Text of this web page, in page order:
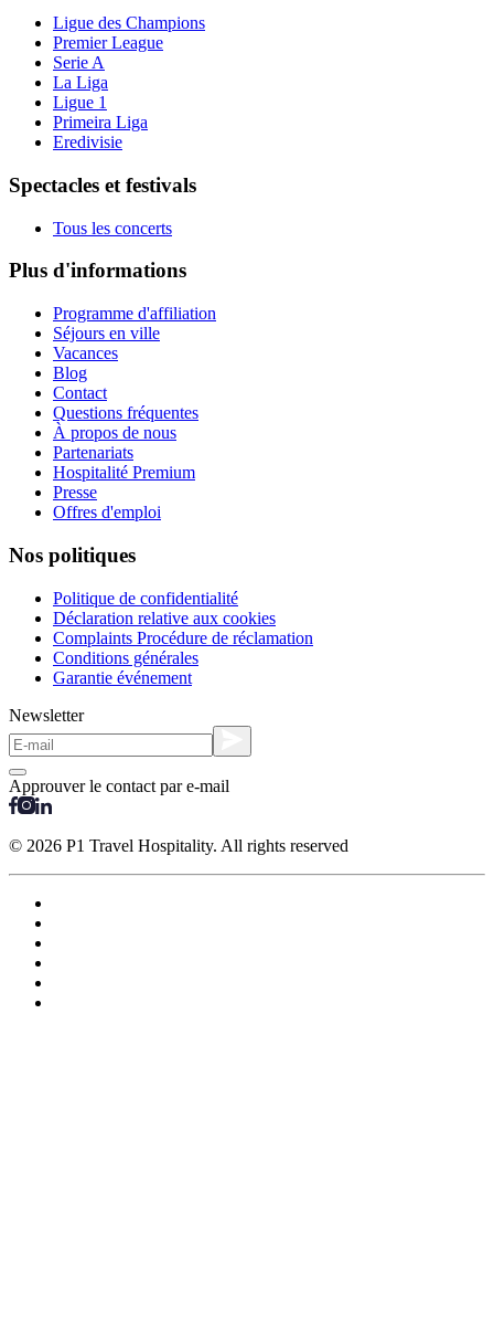
Ligue des Champions
Premier League
Serie A
La Liga
Ligue 1
Primeira Liga
Eredivisie
Spectacles et festivals
Tous les concerts
Plus d'informations
Programme d'affiliation
Séjours en ville
Vacances
Blog
Contact
Questions fréquentes
À propos de nous
Partenariats
Hospitalité Premium
Presse
Offres d'emploi
Nos politiques
Politique de confidentialité
Déclaration relative aux cookies
Complaints Procédure de réclamation
Conditions générales
Garantie événement
Newsletter
Approuver le contact par e-mail
© 2026 P1 Travel Hospitality. All rights reserved